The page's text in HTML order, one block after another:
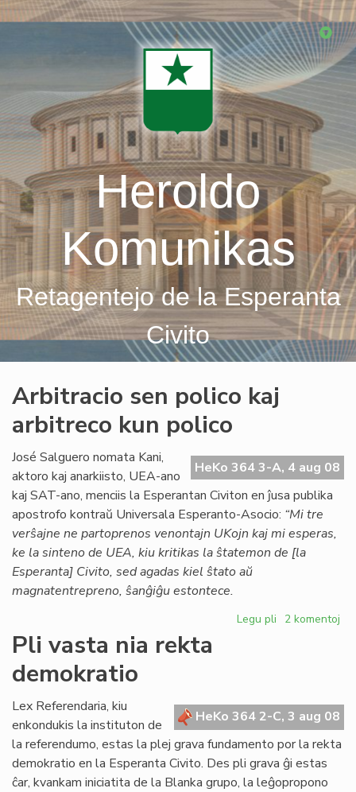
Skip
Heroldo
Komunikas
Retagentejo de la Esperanta
Civito
Arbitracio sen polico kaj
arbitreco kun polico
HeKo 364 3-A, 4 aug 08
José Salguero nomata Kani,
aktoro kaj anarkiisto, UEA-ano
kaj SAT-ano, menciis la Esperantan Civiton en ĵusa publika
apostrofo kontraŭ Universala Esperanto-Asocio: “Mi tre
verŝajne ne partoprenos venontajn UKojn kaj mi esperas,
ke la sinteno de UEA, kiu kritikas la ŝtatemon de [la
Esperanta] Civito, sed agadas kiel ŝtato aŭ
magnatentrepreno, ŝanĝiĝu estontece.
Legu pli pri
arbitreco
kun
polico
2 komentoj
Pli vasta nia rekta
demokratio
HeKo 364 2-C, 3 aug 08
Lex Referendaria, kiu
enkondukis la instituton de
la referendumo, estas la plej grava fundamento por la rekta
demokratio en la Esperanta Civito. Des pli grava ĝi estas
ĉar, kvankam iniciatita de la Blanka grupo, la leĝopropono